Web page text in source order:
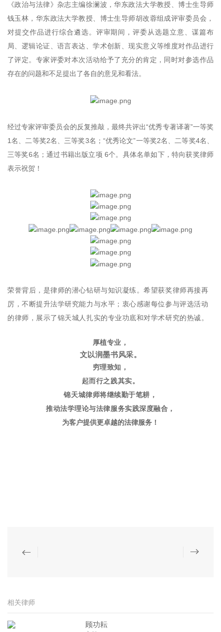
《政治与法律》杂志主编徐澜波，华东政法大学教授、博士生导师
钱玉林，华东政法大学教授、博士生导师胡改蓉组成评审委员会，
对提交作品进行综合遴选。评审期间，评委从选题立意、谋篇布
局、逻辑论证、语言表达、学术创新、现实意义等维度对作品进行
了评定。专家评委对本次活动给予了充分的肯定，同时对参选作品
存在的问题和不足提出了各自的意见和看法。
经过专家评审委员会的反复推敲，最终共评出“优秀专著译著”一等奖
1名、二等奖2名、三等奖3名；“优秀论文”一等奖2名、二等奖4名、
三等奖6名；通过书籍出版立项 6个。具体名单如下，特向获奖律师
表示祝贺！
荣誉背后，是律师的潜心钻研与知识凝练。希望获奖律师再接再
厉，不断提升法学研究能力与水平；衷心感谢每位参与评选活动
的律师，展示了锦天城人扎实的专业功底和对学术研究的热诚。
厚植专业，
文以润墨书风采。
穷理致知，
起而行之践其实。
锦天城律师将继续勤于笔耕，
推动法学理论与法律服务实践深度融合，
为客户提供更卓越的法律服务！
相关律师
顾功耘